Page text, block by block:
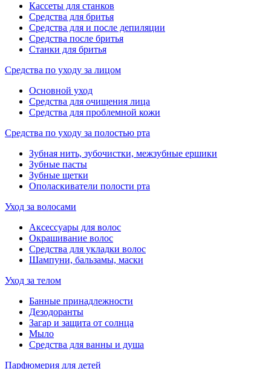
Кассеты для станков
Средства для бритья
Средства для и после депиляции
Средства после бритья
Станки для бритья
Средства по уходу за лицом
Основной уход
Средства для очищения лица
Средства для проблемной кожи
Средства по уходу за полостью рта
Зубная нить, зубочистки, межзубные ершики
Зубные пасты
Зубные щетки
Ополаскиватели полости рта
Уход за волосами
Аксессуары для волос
Окрашивание волос
Средства для укладки волос
Шампуни, бальзамы, маски
Уход за телом
Банные принадлежности
Дезодоранты
Загар и защита от солнца
Мыло
Средства для ванны и душа
Парфюмерия для детей